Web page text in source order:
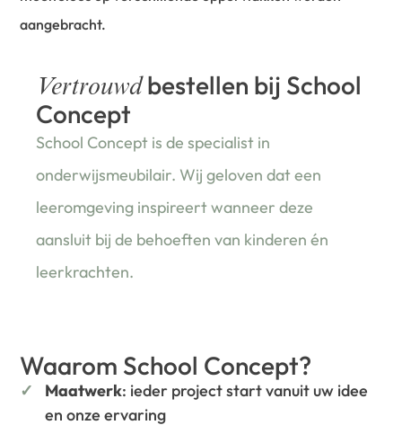
aangebracht.
Vertrouwdbestellen bij School
Concept
School Concept is de specialist in
onderwijsmeubilair. Wij geloven dat een
leeromgeving inspireert wanneer deze
aansluit bij de behoeften van kinderen én
leerkrachten.
Waarom School Concept?
Maatwerk: ieder project start vanuit uw idee
en onze ervaring